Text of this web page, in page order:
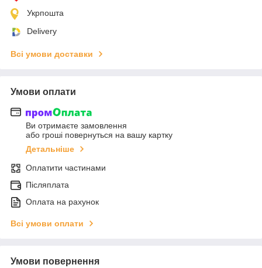
Укрпошта
Delivery
Всі умови доставки
Умови оплати
Ви отримаєте замовлення
або гроші повернуться на вашу картку
Детальніше
Оплатити частинами
Післяплата
Оплата на рахунок
Всі умови оплати
Умови повернення